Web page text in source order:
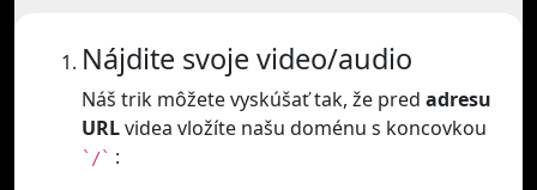
Nájdite svoje video/audio
Náš trik môžete vyskúšať tak, že pred adresu
URLvidea vložíte našu doménu s koncovkou
`/` :